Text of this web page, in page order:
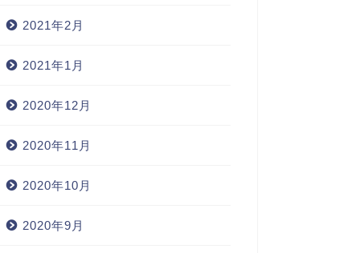
2021年2月
2021年1月
2020年12月
2020年11月
2020年10月
2020年9月